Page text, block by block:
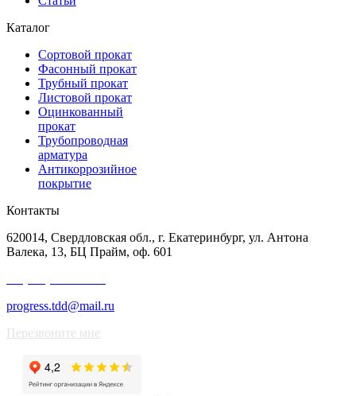
Каталог
Сортовой прокат
Фасонный прокат
Трубный прокат
Листовой прокат
Оцинкованный
прокат
Трубопроводная
арматура
Антикоррозийное
покрытие
Контакты
620014, Свердловская обл., г. Екатеринбург, ул. Антона
Валека, 13, БЦ Прайм, оф. 601
progress.tdd@mail.ru
Перезвоните мне